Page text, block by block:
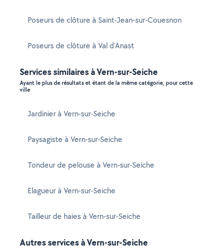
Poseurs de clôture à Saint-Jean-sur-Couesnon
Poseurs de clôture à Val d'Anast
Services similaires à Vern-sur-Seiche
Ayant le plus de résultats et étant de la même catégorie, pour cette
ville
Jardinier à Vern-sur-Seiche
Paysagiste à Vern-sur-Seiche
Tondeur de pelouse à Vern-sur-Seiche
Elagueur à Vern-sur-Seiche
Tailleur de haies à Vern-sur-Seiche
Autres services à Vern-sur-Seiche